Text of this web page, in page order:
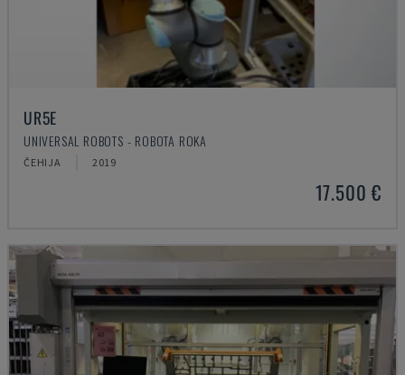
UR5E
UNIVERSAL ROBOTS - ROBOTA ROKA
ČEHIJA 2019
17.500 €